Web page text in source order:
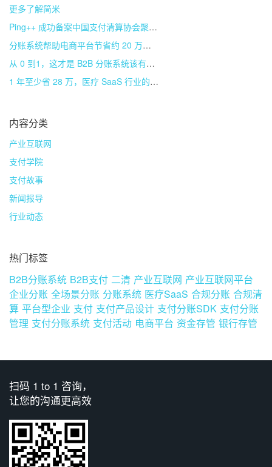
更多了解简米
Ping++ 成功备案中国支付清算协会聚合支付技术服务机构
分账系统帮助电商平台节省约 20 万成本
从 0 到1，这才是 B2B 分账系统该有的样子
1 年至少省 28 万，医疗 SaaS 行业的分账系统是如何实现的？
内容分类
产业互联网
支付学院
支付故事
新闻报导
行业动态
热门标签
B2B分账系统 B2B支付 二清 产业互联网 产业互联网平台
企业分账 全场景分账 分账系统 医疗SaaS 合规分账 合规清
算 平台型企业 支付 支付产品设计 支付分账SDK 支付分账
管理 支付分账系统 支付活动 电商平台 资金存管 银行存管
扫码 1 to 1 咨询，
让您的沟通更高效